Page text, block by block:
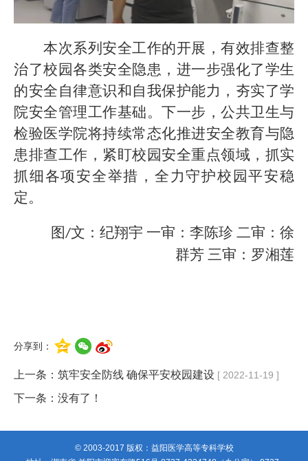
本次系列安全工作的开展，有效排查整
治了校园各类安全隐患，进一步强化了学生
的安全自律意识和自我保护能力，夯实了学
院安全管理工作基础。下一步，公共卫生与
检验医学院将持续常态化推进安全教育与隐
患排查工作，紧盯校园安全重点领域，抓实
抓细各项安全举措，全力守护校园平安稳
定。
图/文：纪翔宇 一审：李陈珍 二审：徐
群芳 三审：罗湘莲
分享到：
上一条： 筑牢安全防线 确保平安校园建设 [ 2022-11-19 ]
下一条：没有了！
© 2003-2017 版权：益阳医学高等专科学校